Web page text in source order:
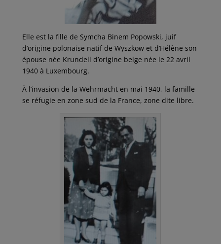
Elle est la fille de Symcha Binem Popowski, juif
d’origine polonaise natif de Wyszkow et d’Hélène son
épouse née Krundell d’origine belge née le 22 avril
1940 à Luxembourg.
À l’invasion de la Wehrmacht en mai 1940, la famille
se réfugie en zone sud de la France, zone dite libre.